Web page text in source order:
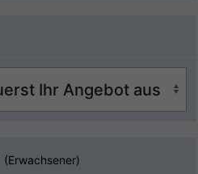
(Erwachsener)